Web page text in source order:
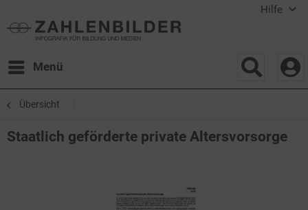
Hilfe
Menü
Übersicht
Staatlich geförderte private Altersvorsorge